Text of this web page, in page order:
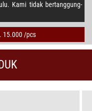
Kami tidak bertanggung-
15.000 /pcs